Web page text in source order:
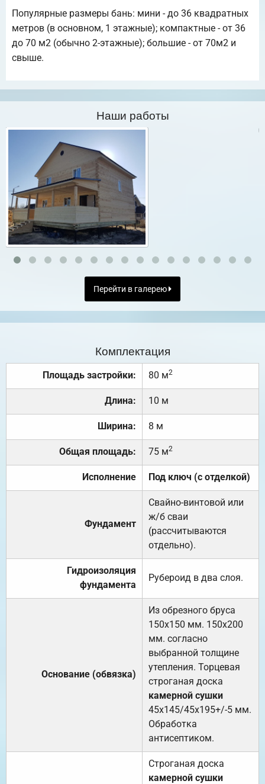
Популярные размеры бань: мини - до 36 квадратных
метров (в основном, 1 этажные); компактные - от 36
до 70 м2 (обычно 2-этажные); большие - от 70м2 и
свыше.
Наши работы
Перейти в галерею
Комплектация
Площадь застройки: 80 м2
Длина: 10 м
Ширина: 8 м
Общая площадь: 75 м2
Исполнение Под ключ (с отделкой)
Фундамент
Свайно-винтовой или
ж/б сваи
(рассчитываются
отдельно).
Гидроизоляция
фундамента
Рубероид в два слоя.
Основание (обвязка)
Из обрезного бруса
150х150 мм. 150х200
мм. согласно
выбранной толщине
утепления. Торцевая
строганая доска
камерной сушки
45х145/45х195+/-5 мм.
Обработка
антисептиком.
Строганая доска
камерной сушки